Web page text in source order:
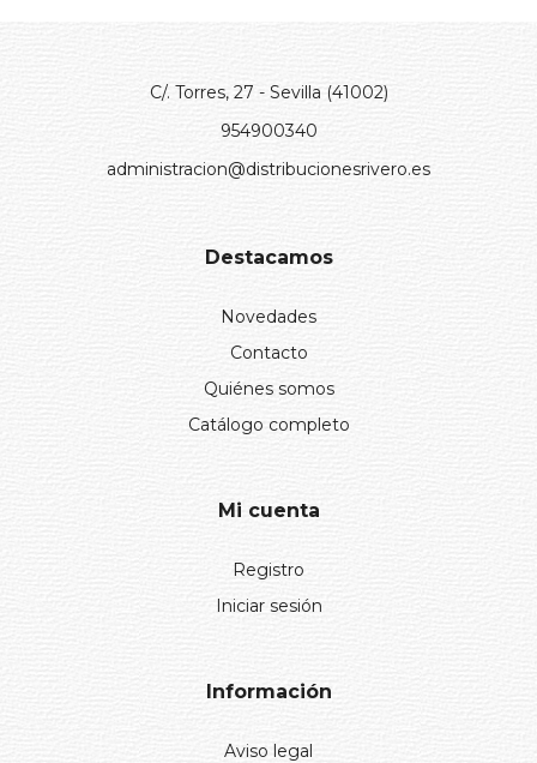
C/. Torres, 27 - Sevilla (41002)
954900340
administracion@distribucionesrivero.es
Destacamos
Novedades
Contacto
Quiénes somos
Catálogo completo
Mi cuenta
Registro
Iniciar sesión
Información
Aviso legal